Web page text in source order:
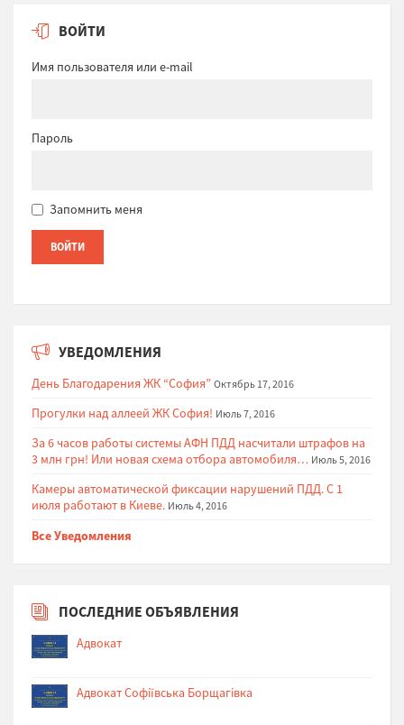
ВОЙТИ
Имя пользователя или e-mail
Пароль
Запомнить меня
УВЕДОМЛЕНИЯ
День Благодарения ЖК “София” Октябрь 17, 2016
Прогулки над аллеей ЖК София! Июль 7, 2016
За 6 часов работы системы АФН ПДД насчитали штрафов на
3 млн грн! Или новая схема отбора автомобиля… Июль 5, 2016
Камеры автоматической фиксации нарушений ПДД. С 1
июля работают в Киеве. Июль 4, 2016
Все Уведомления
ПОСЛЕДНИЕ ОБЪЯВЛЕНИЯ
Адвокат
Адвокат Софіївська Борщагівка